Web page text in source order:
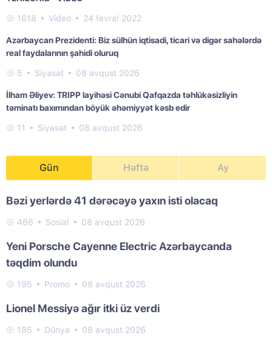
1618 Video 24 fevral 2022
Azərbaycan Prezidenti: Biz sülhün iqtisadi, ticari və digər sahələrdə
real faydalarının şahidi oluruq
5 Siyasət 08 avqust 2026
İlham Əliyev: TRIPP layihəsi Cənubi Qafqazda təhlükəsizliyin
təminatı baxımından böyük əhəmiyyət kəsb edir
11 Siyasət 08 avqust 2026
Gün Həftə Ay
Bəzi yerlərdə 41 dərəcəyə yaxın isti olacaq
466 Sosial 08 avqust 2026
Yeni Porsche Cayenne Electric Azərbaycanda
təqdim olundu
195 Promo 08 avqust 2026
Lionel Messiyə ağır itki üz verdi
185 Dünya 08 avqust 2026